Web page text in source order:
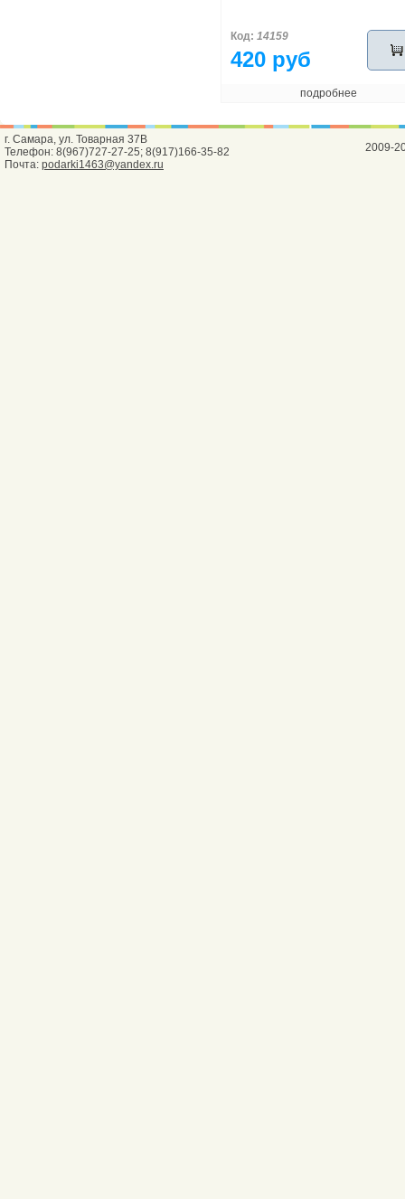
Код: 14159
420 руб
подробнее
г. Самара, ул. Товарная 37В
Телефон: 8(967)727-27-25; 8(917)166-35-82
Почта: podarki1463@yandex.ru
2009-